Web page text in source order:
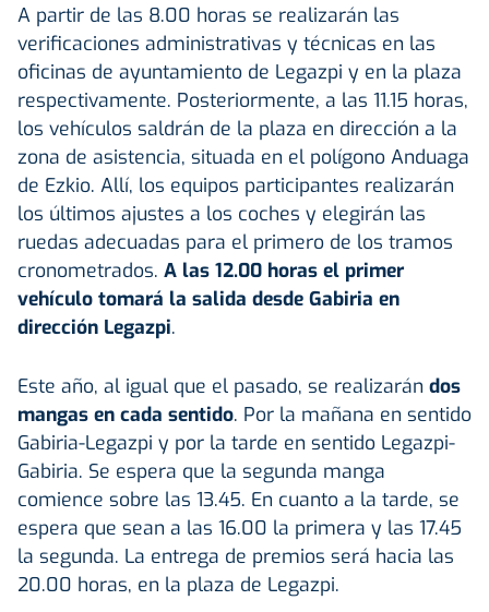
A partir de las 8.00 horas se realizarán las
verificaciones administrativas y técnicas en las
oficinas de ayuntamiento de Legazpi y en la plaza
respectivamente. Posteriormente, a las 11.15 horas,
los vehículos saldrán de la plaza en dirección a la
zona de asistencia, situada en el polígono Anduaga
de Ezkio. Allí, los equipos participantes realizarán
los últimos ajustes a los coches y elegirán las
ruedas adecuadas para el primero de los tramos
cronometrados. A las 12.00 horas el primer
vehículo tomará la salida desde Gabiria en
dirección Legazpi.
Este año, al igual que el pasado, se realizarán dos
mangas en cada sentido. Por la mañana en sentido
Gabiria-Legazpi y por la tarde en sentido Legazpi-
Gabiria. Se espera que la segunda manga
comience sobre las 13.45. En cuanto a la tarde, se
espera que sean a las 16.00 la primera y las 17.45
la segunda. La entrega de premios será hacia las
20.00 horas, en la plaza de Legazpi.